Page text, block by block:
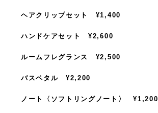
ヘアクリップセット ¥1,400
ハンドケアセット ¥2,600
ルームフレグランス ¥2,500
バスペタル ¥2,200
ノート〈ソフトリングノート〉 ¥1,200